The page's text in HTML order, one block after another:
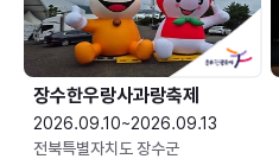
장수한우랑사과랑축제
2026.09.10~2026.09.13
전북특별자치도 장수군